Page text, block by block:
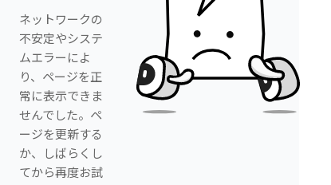
ネットワークの
不安定やシステ
ムエラーによ
り、ページを正
常に表示できま
せんでした。ペ
ージを更新する
か、しばらくし
てから再度お試